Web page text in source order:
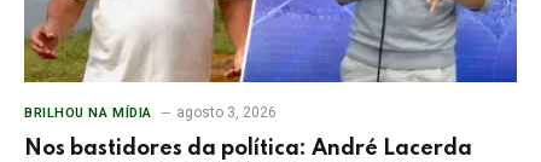
BRILHOU NA MÍDIA agosto 3, 2026
Nos bastidores da política: André Lacerda